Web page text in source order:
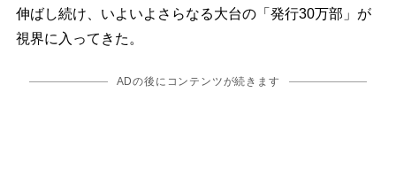
伸ばし続け、いよいよさらなる大台の「発行30万部」が
視界に入ってきた。
ADの後にコンテンツが続きます